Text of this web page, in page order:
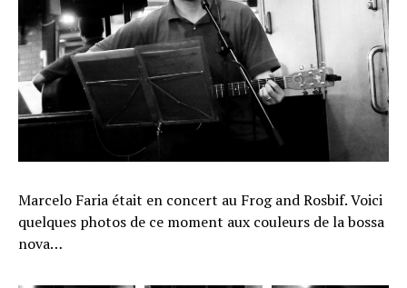
Marcelo Faria était en concert au Frog and Rosbif. Voici
quelques photos de ce moment aux couleurs de la bossa
nova…